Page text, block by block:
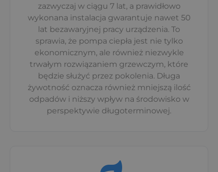
zazwyczaj w ciągu 7 lat, a prawidłowo
wykonana instalacja gwarantuje nawet 50
lat bezawaryjnej pracy urządzenia. To
sprawia, że pompa ciepła jest nie tylko
ekonomicznym, ale również niezwykle
trwałym rozwiązaniem grzewczym, które
będzie służyć przez pokolenia. Długa
żywotność oznacza również mniejszą ilość
odpadów i niższy wpływ na środowisko w
perspektywie długoterminowej.